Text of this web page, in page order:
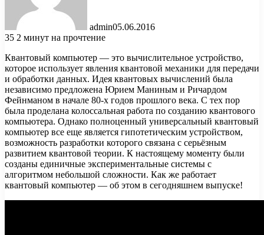
admin05.06.2016
35 2 минут на прочтение
Квантовый компьютер — это вычислительное устройство,
которое использует явления квантовой механики для передачи
и обработки данных. Идея квантовых вычислений была
независимо предложена Юрием Маниным и Ричардом
Фейнманом в начале 80-х годов прошлого века. С тех пор
была проделана колоссальная работа по созданию квантового
компьютера. Однако полноценный универсальный квантовый
компьютер все еще является гипотетическим устройством,
возможность разработки которого связана с серьёзным
развитием квантовой теории. К настоящему моменту были
созданы единичные экспериментальные системы с
алгоритмом небольшой сложности. Как же работает
квантовый компьютер — об этом в сегодняшнем выпуске!